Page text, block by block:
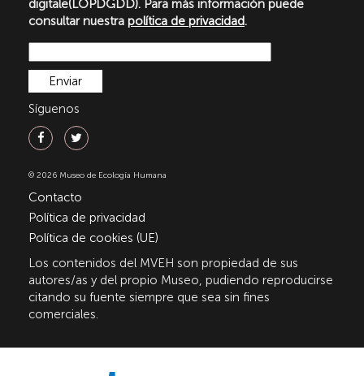
digitale(LOPDGDD). Para más información puede
consultar nuestra política de privacidad.
Síguenos
© 2026 Museo de Ecología Humana
Contacto
Política de privacidad
Política de cookies (UE)
Los contenidos del MVEH son propiedad de sus
autores/as y del propio Museo, pudiendo reproducirse
citando su fuente siempre que sea sin fines
comerciales.